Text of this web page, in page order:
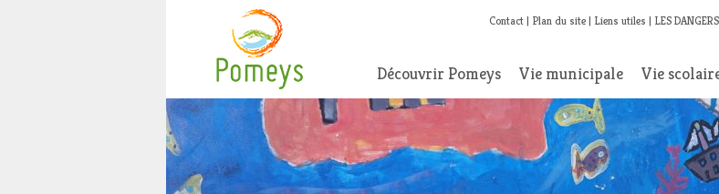
Contact Plan du site Liens utiles LES
Découvrir Pomeys Vie municipale Vie